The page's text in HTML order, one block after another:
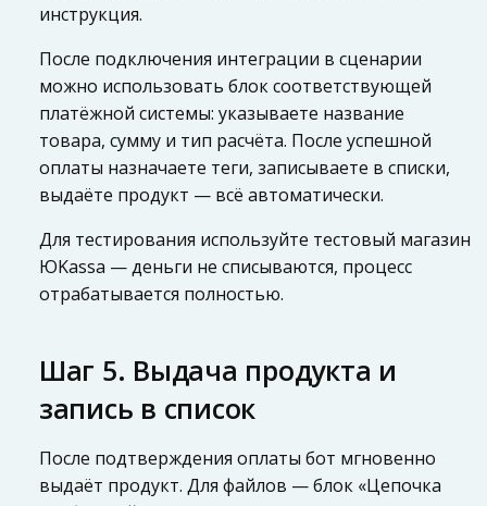
инструкция.
После подключения интеграции в сценарии
можно использовать блок соответствующей
платёжной системы: указываете название
товара, сумму и тип расчёта. После успешной
оплаты назначаете теги, записываете в списки,
выдаёте продукт — всё автоматически.
Для тестирования используйте тестовый магазин
ЮKassa — деньги не списываются, процесс
отрабатывается полностью.
Шаг 5. Выдача продукта и
запись в список
После подтверждения оплаты бот мгновенно
выдаёт продукт. Для файлов — блок «Цепочка